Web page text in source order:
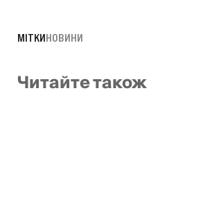
МІТКИНОВИНИ
Читайте також